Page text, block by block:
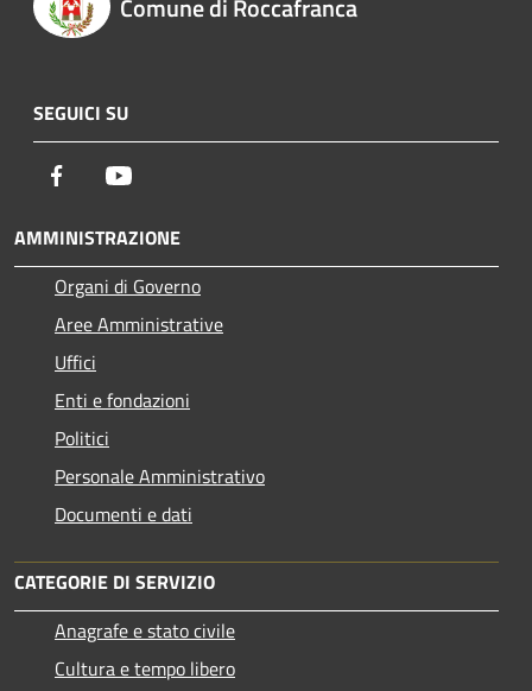
Comune di Roccafranca
SEGUICI SU
Facebook
AMMINISTRAZIONE
Organi di Governo
Aree Amministrative
Uffici
Enti e fondazioni
Politici
Personale Amministrativo
Documenti e dati
CATEGORIE DI SERVIZIO
Anagrafe e stato civile
Cultura e tempo libero